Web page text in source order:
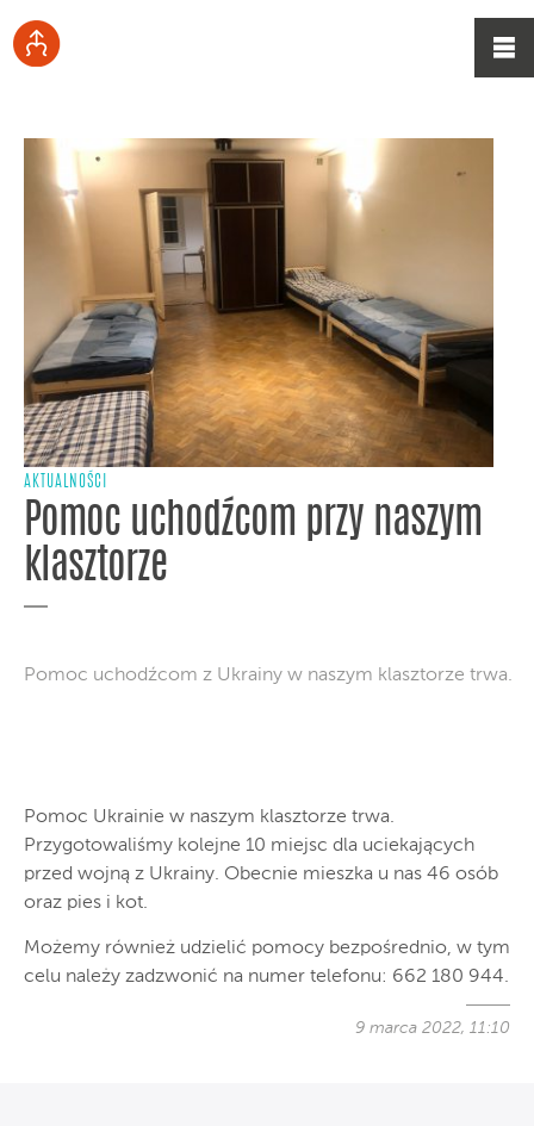
AKTUALNOŚCI
Pomoc uchodźcom przy naszym
klasztorze
Pomoc uchodźcom z Ukrainy w naszym klasztorze trwa.
Pomoc Ukrainie w naszym klasztorze trwa.
Przygotowaliśmy kolejne 10 miejsc dla uciekających
przed wojną z Ukrainy. Obecnie mieszka u nas 46 osób
oraz pies i kot.
Możemy również udzielić pomocy bezpośrednio, w tym
celu należy zadzwonić na numer telefonu: 662 180 944.
9 marca 2022, 11:10